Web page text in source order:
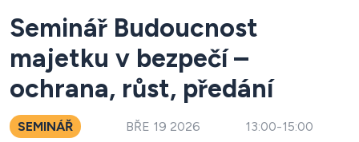
Seminář Budoucnost
majetku v bezpečí –
ochrana, růst, předání
SEMINÁŘ BŘE 19 2026
13:00-15:00